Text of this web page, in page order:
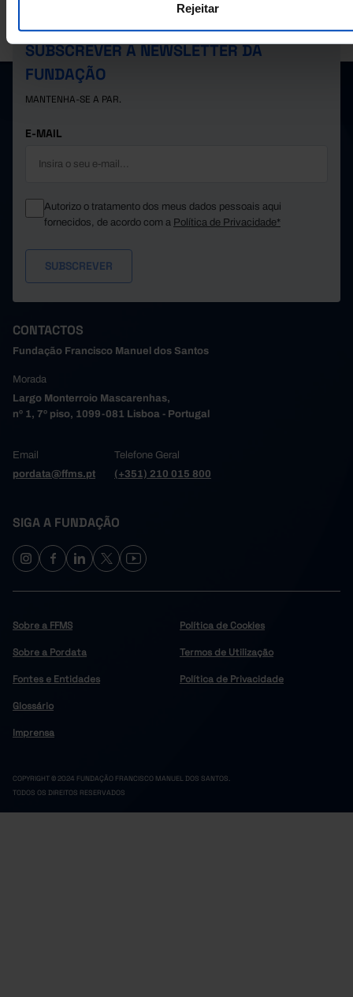
Rejeitar
2016
2019
2022
A PORDATA É UM PROJETO DA FUNDAÇÃO FRANCISCO MANUEL DOS
SANTOS.
SUBSCREVER A NEWSLETTER DA
FUNDAÇÃO
MANTENHA-SE A PAR.
E-MAIL
Autorizo o tratamento dos meus dados pessoais aqui
fornecidos, de acordo com a Política de Privacidade*
CONTACTOS
Fundação Francisco Manuel dos Santos
Morada
Largo Monterroio Mascarenhas,
nº 1, 7º piso, 1099-081 Lisboa - Portugal
Email
pordata@ffms.pt
Telefone Geral
(+351) 210 015 800
SIGA A FUNDAÇÃO
Sobre a FFMS
Sobre a Pordata
Fontes e Entidades
Glossário
Imprensa
Política de Cookies
Termos de Utilização
Política de Privacidade
COPYRIGHT © 2024 FUNDAÇÃO FRANCISCO MANUEL DOS SANTOS.
TODOS OS DIREITOS RESERVADOS